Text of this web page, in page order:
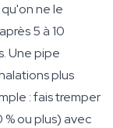
ne le
5 à 10
Une pipe
plus
: fais tremper
ou plus) avec